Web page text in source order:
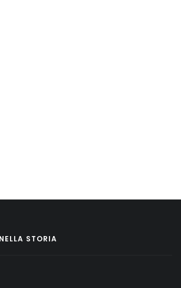
STORIA